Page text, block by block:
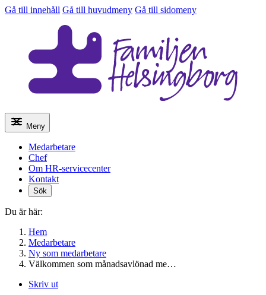
Gå till innehåll Gå till huvudmeny Gå till sidomeny
Meny
Medarbetare
Chef
Om HR-servicecenter
Kontakt
Sök
Du är här:
Hem
Medarbetare
Ny som medarbetare
Välkommen som månadsavlönad me…
Skriv ut